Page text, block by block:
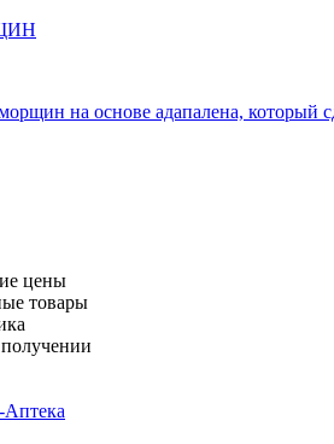
на основе адапалена,
цены
товары
Аптека